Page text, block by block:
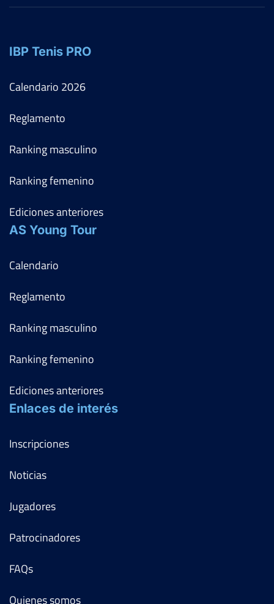
IBP Tenis PRO
Calendario 2026
Reglamento
Ranking masculino
Ranking femenino
Ediciones anteriores
AS Young Tour
Calendario
Reglamento
Ranking masculino
Ranking femenino
Ediciones anteriores
Enlaces de interés
Inscripciones
Noticias
Jugadores
Patrocinadores
FAQs
Quienes somos